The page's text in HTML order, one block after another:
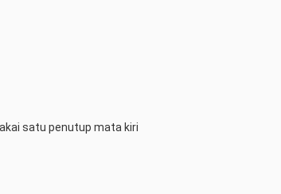
satu penutup mata kiri